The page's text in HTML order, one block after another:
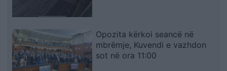
Opozita kërkoi seancë në
mbrëmje, Kuvendi e vazhdon
sot në ora 11:00